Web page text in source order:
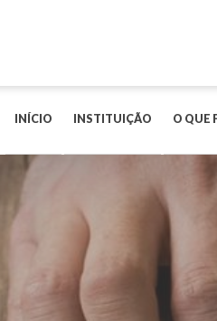
INÍCIO INSTITUIÇÃO O QUE